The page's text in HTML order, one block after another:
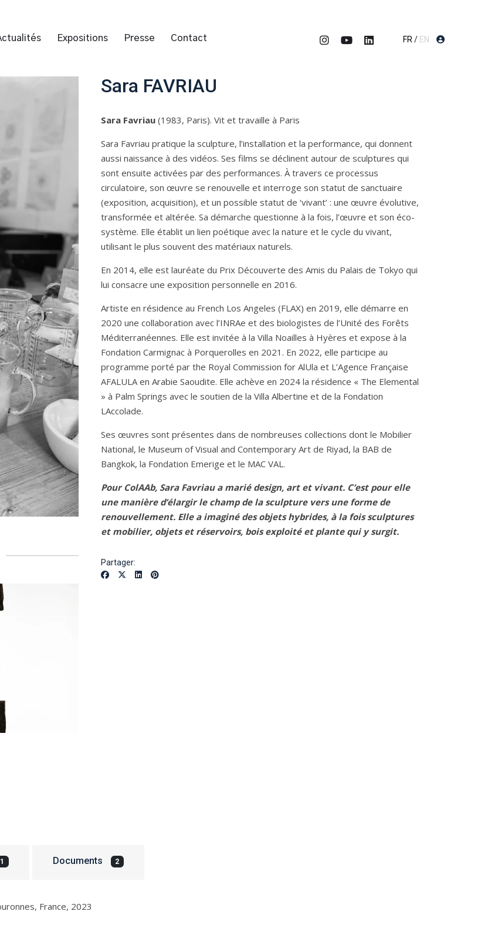
Expositions Presse Contact FR / EN
Sara FAVRIAU
Sara Favriau (1983, Paris). Vit et travaille à Paris
Sara Favriau pratique la sculpture, l’installation et la performance, qui donnent
aussi naissance à des vidéos. Ses films se déclinent autour de sculptures qui
sont ensuite activées par des performances. À travers ce processus
circulatoire, son œuvre se renouvelle et interroge son statut de sanctuaire
(exposition, acquisition), et un possible statut de ‘vivant’ : une œuvre évolutive,
transformée et altérée. Sa démarche questionne à la fois, l’œuvre et son éco-
système. Elle établit un lien poétique avec la nature et le cycle du vivant,
utilisant le plus souvent des matériaux naturels.
En 2014, elle est lauréate du Prix Découverte des Amis du Palais de Tokyo qui
lui consacre une exposition personnelle en 2016.
Artiste en résidence au French Los Angeles (FLAX) en 2019, elle démarre en
2020 une collaboration avec l’INRAe et des biologistes de l’Unité des Forêts
Méditerranéennes. Elle est invitée à la Villa Noailles à Hyères et expose à la
Fondation Carmignac à Porquerolles en 2021. En 2022, elle participe au
programme porté par the Royal Commission for AlUla et L’Agence Française
AFALULA en Arabie Saoudite. Elle achève en 2024 la résidence « The Elemental
» à Palm Springs avec le soutien de la Villa Albertine et de la Fondation
LAccolade.
Ses œuvres sont présentes dans de nombreuses collections dont le Mobilier
National, le Museum of Visual and Contemporary Art de Riyad, la BAB de
Bangkok, la Fondation Emerige et le MAC VAL.
Pour ColAAb, Sara Favriau a marié design, art et vivant. C’est pour elle
une manière d’élargir le champ de la sculpture vers une forme de
renouvellement. Elle a imaginé des objets hybrides, à la fois sculptures
et mobilier, objets et réservoirs, bois exploité et plante qui y surgit.
Partager:
1 Documents 2
France, 2023